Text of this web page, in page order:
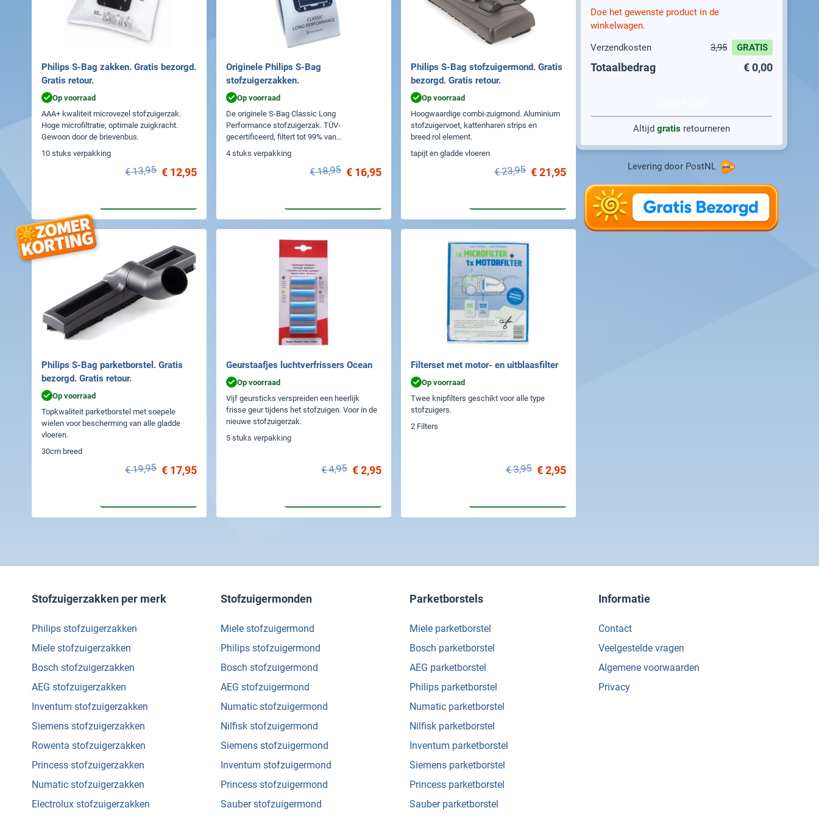
Philips S-Bag zakken. Gratis bezorgd.
Gratis retour.
Op voorraad
AAA+ kwaliteit microvezel stofzuigerzak.
Hoge microfiltratie, optimale zuigkracht.
Gewoon door de brievenbus.
10 stuks verpakking
€ 12,95
€ 13,95
Originele Philips S-Bag
stofzuigerzakken.
Op voorraad
De originele S-Bag Classic Long
Performance stofzuigerzak. TÜV-
gecertificeerd, filtert tot 99% van
stofdeeltjes.
4 stuks verpakking
€ 16,95
€ 18,95
Philips S-Bag stofzuigermond. Gratis
bezorgd. Gratis retour.
Op voorraad
Hoogwaardige combi-zuigmond. Aluminium
stofzuigervoet, kattenharen strips en
breed rol element.
tapijt en gladde vloeren
€ 21,95
€ 23,95
Philips S-Bag parketborstel. Gratis
bezorgd. Gratis retour.
Op voorraad
Topkwaliteit parketborstel met soepele
wielen voor bescherming van alle gladde
vloeren.
30cm breed
€ 17,95
€ 19,95
Geurstaafjes luchtverfrissers Ocean
Op voorraad
Vijf geursticks verspreiden een heerlijk
frisse geur tijdens het stofzuigen. Voor in de
nieuwe stofzuigerzak.
5 stuks verpakking
€ 2,95
€ 4,95
Filterset met motor- en uitblaasfilter
Op voorraad
Twee knipfilters geschikt voor alle type
stofzuigers.
2 Filters
€ 2,95
€ 3,95
Doe het gewenste product in de
winkelwagen.
Verzendkosten
3,95 GRATIS
Totaalbedrag € 0,00
Altijd gratisretourneren
Levering door PostNL
Stofzuigerzakken per merk
Philips stofzuigerzakken
Miele stofzuigerzakken
Bosch stofzuigerzakken
AEG stofzuigerzakken
Inventum stofzuigerzakken
Siemens stofzuigerzakken
Rowenta stofzuigerzakken
Princess stofzuigerzakken
Numatic stofzuigerzakken
Electrolux stofzuigerzakken
Stofzuigermonden
Miele stofzuigermond
Philips stofzuigermond
Bosch stofzuigermond
AEG stofzuigermond
Numatic stofzuigermond
Nilfisk stofzuigermond
Siemens stofzuigermond
Inventum stofzuigermond
Princess stofzuigermond
Sauber stofzuigermond
Parketborstels
Miele parketborstel
Bosch parketborstel
AEG parketborstel
Philips parketborstel
Numatic parketborstel
Nilfisk parketborstel
Inventum parketborstel
Siemens parketborstel
Princess parketborstel
Sauber parketborstel
Informatie
Contact
Veelgestelde vragen
Algemene voorwaarden
Privacy